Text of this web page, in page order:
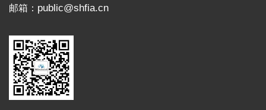
邮箱： public@shfia.cn